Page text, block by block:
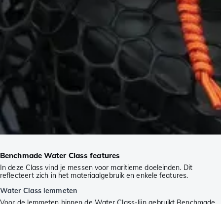
Benchmade Water Class features
In deze Class vind je messen voor maritieme doeleinden. Dit
reflecteert zich in het materiaalgebruik en enkele features.
Water Class lemmeten